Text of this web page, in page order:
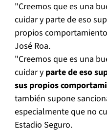
"Creemos que es una
cuidar y parte de eso
propios
José Roa.
"Creemos que es una
cuidar y parte de eso
sus propios
también supone
especialmente que no
Estadio Seguro.